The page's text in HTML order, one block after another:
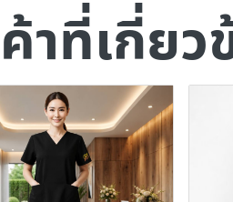
าที่เกี่ยว